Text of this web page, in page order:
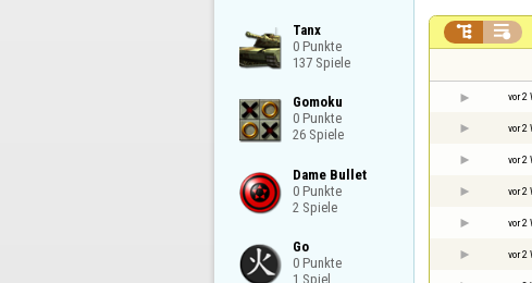
Tanx
0 Punkte
137 Spiele
Gomoku
0 Punkte
26 Spiele
Dame Bullet
0 Punkte
2 Spiele
Go
0 Punkte
1 Spiel
 
vor 2
vor 2
vor 2
vor 2
vor 2
vor 2